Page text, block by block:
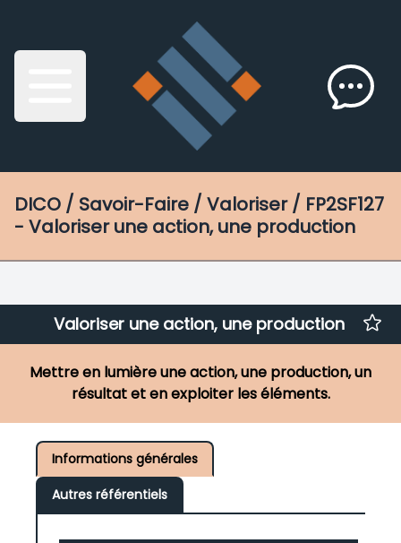
DICO / Savoir-Faire / Valoriser / FP2SF127
- Valoriser une action, une production
Valoriser une action, une production
Mettre en lumière une action, une production, un
résultat et en exploiter les éléments.
Informations générales
Autres référentiels